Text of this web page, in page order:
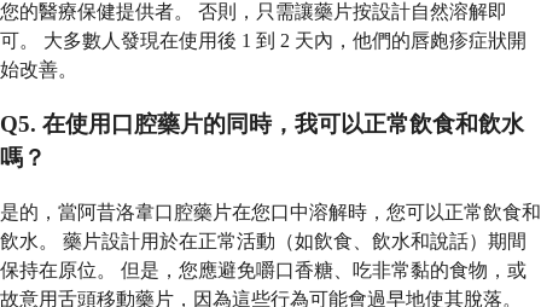
您的醫療保健提供者。 否則，只需讓藥片按設計自然溶解即
可。 大多數人發現在使用後 1 到 2 天內，他們的唇皰疹症狀開
始改善。
Q5. 在使用口腔藥片的同時，我可以正常飲食和飲水
嗎？
是的，當阿昔洛韋口腔藥片在您口中溶解時，您可以正常飲食和
飲水。 藥片設計用於在正常活動（如飲食、飲水和說話）期間
保持在原位。 但是，您應避免嚼口香糖、吃非常黏的食物，或
故意用舌頭移動藥片，因為這些行為可能會過早地使其脫落。